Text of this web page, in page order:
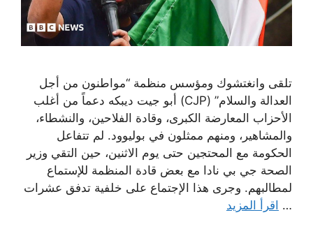
تلقى وانغتشوك ومؤسس منظمة “مواطنون من أجل
العدالة والسلام” (CJP) أبو جيت ديبكه دعماً من أغلب
الأحزاب المعارضة الكبرى، وقادة الفلاحين، والنشطاء،
والمشاهير، ومنهم ممثلون في بوليوود. لم تتفاعل
الحكومة مع المحتجين حتى يوم الاثنين، حين التقي وزير
الصحة جي بي نادا مع بعض قادة المنظمة للإستماع
لمطالبهم. وجرى هذا الإجتماع على خلفية تدفق عشرات
… اقرأ المزيد